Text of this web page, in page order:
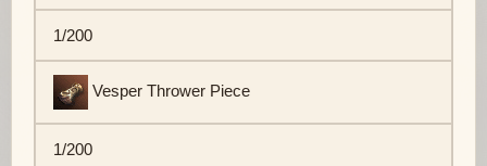
1/200
Vesper Thrower Piece
1/200